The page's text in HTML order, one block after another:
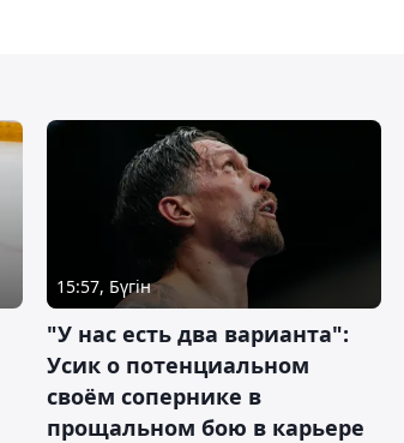
15:57, Бүгін
"У нас есть два варианта":
Усик о потенциальном
своём сопернике в
прощальном бою в карьере